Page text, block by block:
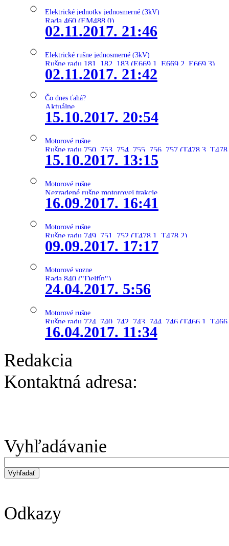
Elektrické jednotky jednosmerné (3kV)
Rada 460 (EM488.0)
02.11.2017. 21:46
Elektrické rušne jednosmerné (3kV)
Rušne radu 181, 182, 183 (E669.1, E669.2, E669.3)
02.11.2017. 21:42
Čo dnes ťahá?
Aktuálne
15.10.2017. 20:54
Motorové rušne
Rušne radu 750, 753, 754, 755, 756, 757 (T478.3,
15.10.2017. 13:15
Motorové rušne
Nezradené rušne motorovej trakcie
16.09.2017. 16:41
Motorové rušne
Rušne radu 749, 751, 752 (T478.1, T478.2)
09.09.2017. 17:17
Motorové vozne
Rada 840 ("Delfín")
24.04.2017. 5:56
Motorové rušne
Rušne radu 724, 740, 742, 743, 744, 746 (T466.1,
16.04.2017. 11:34
Redakcia
Kontaktná adresa:
Vyhľadávanie
Odkazy